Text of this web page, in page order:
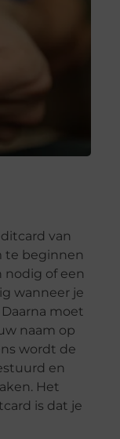
van
te beginnen
nodig of een
wanneer je
moet
naam op
wordt de
en
Het
is dat je